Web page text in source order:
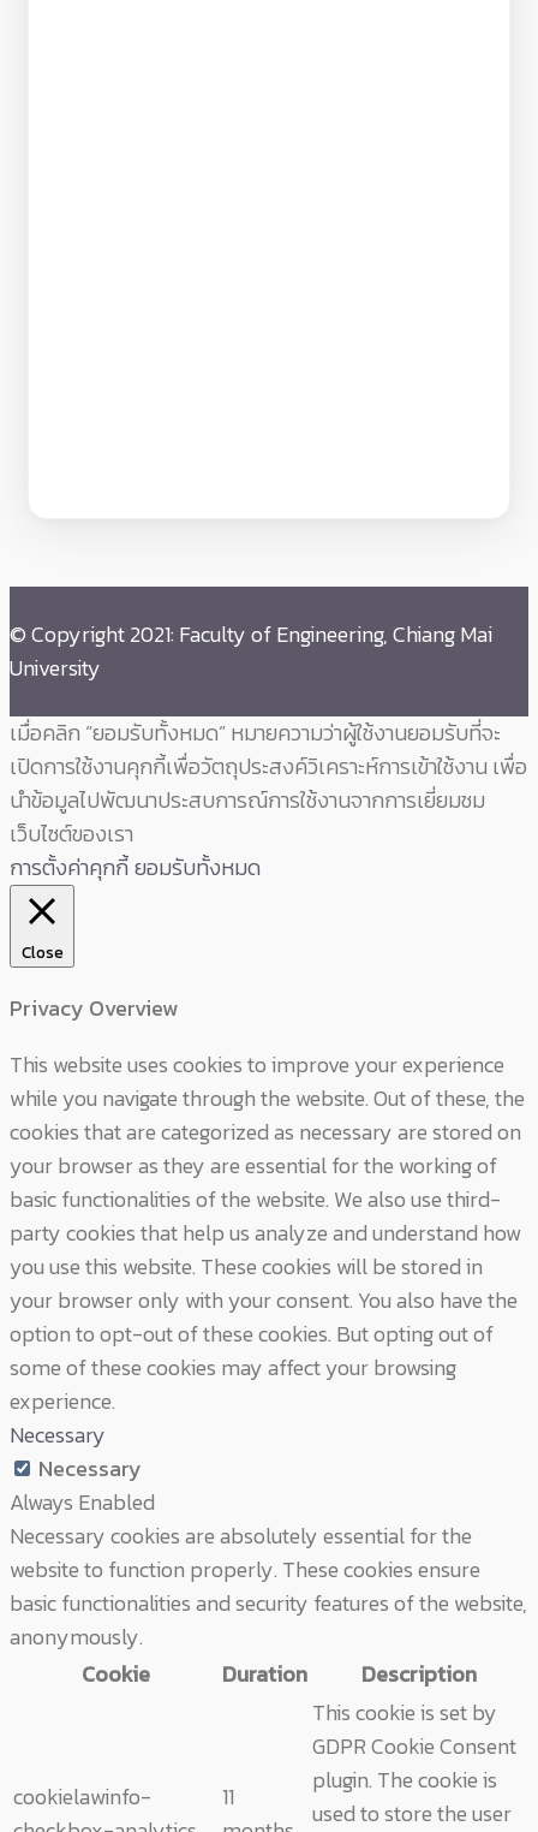
© Copyright 2021: Faculty of Engineering, Chiang Mai
University
เมื่อคลิก “ยอมรับทั้งหมด” หมายความว่าผู้ใช้งานยอมรับที่จะ
เปิดการใช้งานคุกกี้เพื่อวัตถุประสงค์วิเคราะห์การเข้าใช้งาน เพื่อ
นำข้อมูลไปพัฒนาประสบการณ์การใช้งานจากการเยี่ยมชม
เว็บไซต์ของเรา
การตั้งค่าคุกกี้ยอมรับทั้งหมด
Close
Privacy Overview
This website uses cookies to improve your experience
while you navigate through the website. Out of these, the
cookies that are categorized as necessary are stored on
your browser as they are essential for the working of
basic functionalities of the website. We also use third-
party cookies that help us analyze and understand how
you use this website. These cookies will be stored in
your browser only with your consent. You also have the
option to opt-out of these cookies. But opting out of
some of these cookies may affect your browsing
experience.
Necessary
Necessary
Always Enabled
Necessary cookies are absolutely essential for the
website to function properly. These cookies ensure
basic functionalities and security features of the website,
anonymously.
Cookie
Duration Description
cookielawinfo-
11
This cookie is set by
GDPR Cookie Consent
plugin. The cookie is
used to store the user